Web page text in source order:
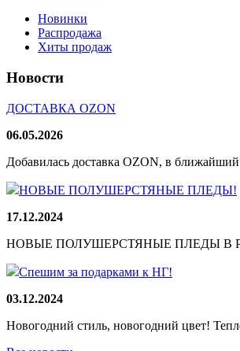
Новинки
Распродажа
Хиты продаж
Новости
ДОСТАВКА OZON
06.05.2026
Добавилась доставка OZON, в
НОВЫЕ ПОЛУШЕРСТЯНЫЕ ПЛЕДЫ!
17.12.2024
НОВЫЕ ПОЛУШЕРСТЯНЫЕ ПЛЕДЫ В
Спешим за подарками к НГ!
03.12.2024
Новогодний стиль, новогодний цвет!